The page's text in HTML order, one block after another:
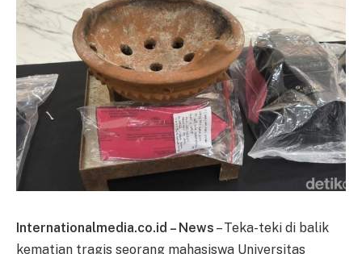
Internationalmedia.co.id – News – Teka-teki di balik
kematian tragis seorang mahasiswa Universitas